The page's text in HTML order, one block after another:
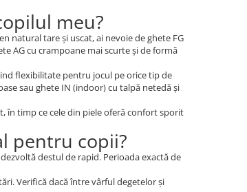
meu?
natural tare și uscat, ai nevoie de ghete FG
AG cu crampoane mai scurte și de formă
flexibilitate pentru jocul pe orice tip de
sau ghete IN (indoor) cu talpă netedă și
în timp ce cele din piele oferă confort sporit
pentru copii?
destul de rapid. Perioada exactă de
Verifică dacă între vârful degetelor și